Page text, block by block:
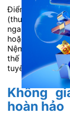
Điểm đặc biệt
(thường nằm
ngang giường
hoặc mẹ và
Nệm da êm ái,
thế nằm dễ
tuyến xe Sài
Không
hoàn hảo